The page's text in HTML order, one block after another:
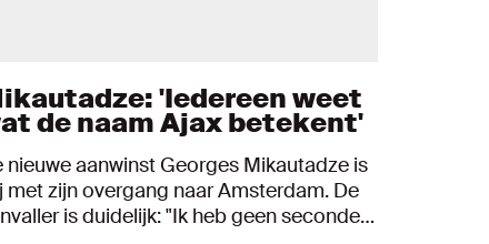
'Iedereen weet
de naam Ajax betekent'
nieuwe aanwinst Georges Mikautadze is
met zijn overgang naar Amsterdam. De
is duidelijk: "Ik heb geen seconde